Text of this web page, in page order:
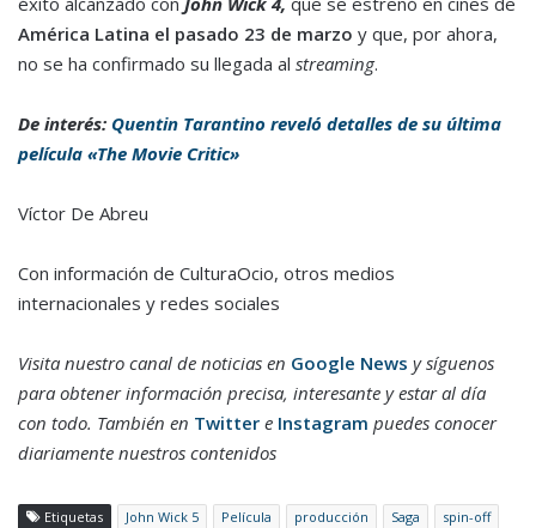
América Latina el pasado 23 de marzo y que, por ahora,
no se ha confirmado su llegada al streaming.
De interés: Quentin Tarantino reveló detalles de su última
película «The Movie Critic»
Víctor De Abreu
Con información de CulturaOcio, otros medios
internacionales y redes sociales
Visita nuestro canal de noticias en Google News y síguenos
para obtener información precisa, interesante y estar al día
con todo. También en Twitter e Instagram puedes conocer
diariamente nuestros contenidos
Etiquetas John Wick 5 Película producción Saga spin-off